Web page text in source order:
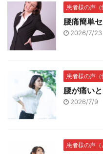
患者様の声（
腰痛簡単
2026/7/23
患者様の声（
腰が痛い
2026/7/9
患者様の声（